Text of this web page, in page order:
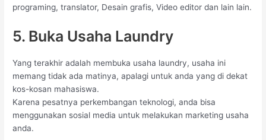
programing, translator, Desain grafis, Video editor dan lain lain.
5. Buka Usaha Laundry
Yang terakhir adalah membuka usaha laundry, usaha ini
memang tidak ada matinya, apalagi untuk anda yang di dekat
kos-kosan mahasiswa.
Karena pesatnya perkembangan teknologi, anda bisa
menggunakan sosial media untuk melakukan marketing usaha
anda.